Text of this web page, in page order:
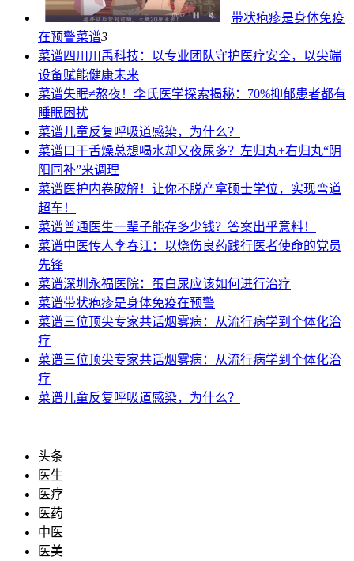
带状疱疹是身体免疫
在预警菜谱3
菜谱四川川禹科技：以专业团队守护医疗安全，以尖端
设备赋能健康未来
菜谱失眠≠熬夜！李氏医学探索揭秘：70%抑郁患者都有
睡眠困扰
菜谱儿童反复呼吸道感染，为什么？
菜谱口干舌燥总想喝水却又夜尿多？左归丸+右归丸“阴
阳同补”来调理
菜谱医护内卷破解！让你不脱产拿硕士学位，实现弯道
超车！
菜谱普通医生一辈子能存多少钱？答案出乎意料！
菜谱中医传人李春江：以烧伤良药践行医者使命的党员
先锋
菜谱深圳永福医院：蛋白尿应该如何进行治疗
菜谱带状疱疹是身体免疫在预警
菜谱三位顶尖专家共话烟雾病：从流行病学到个体化治
疗
菜谱三位顶尖专家共话烟雾病：从流行病学到个体化治
疗
菜谱儿童反复呼吸道感染，为什么？
头条
医生
医疗
医药
中医
医美